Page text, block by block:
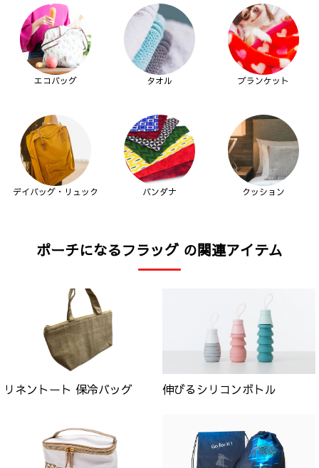
エコバッグ タオル ブランケット
デイバッグ・リュック バンダナ クッション
ポーチになるフラッグ の関連アイテム
リネントート 保冷バッグ 伸びるシリコンボトル